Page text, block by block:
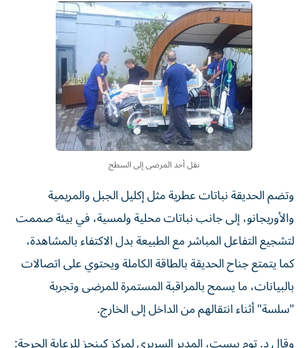
نقل أحد المرضى إلى السطح
وتضم الحديقة نباتات عطرية مثل إكليل الجبل والمريمية
والأوريجانو، إلى جانب نباتات محلية ولمسية، في بيئة صممت
لتشجيع التفاعل المباشر مع الطبيعة بدل الاكتفاء بالمشاهدة،
كما يتمتع جناح الحديقة بالطاقة الكاملة ويحتوي على اتصالات
بالبيانات، ما يسمح بالمراقبة المستمرة للمرضى وتجربة
"سلسة" أثناء انتقالهم من الداخل إلى الخارج.